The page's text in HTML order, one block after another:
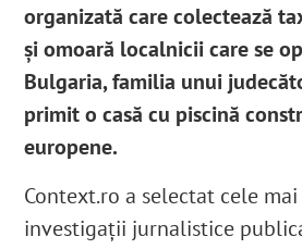
organizată care colectează
și omoară localnicii care se
Bulgaria, familia unui
primit o casă cu piscină
europene.
Context.ro a selectat cele
investigații jurnalistice